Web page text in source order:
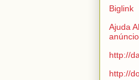
Biglink
Ajuda
http://
http://